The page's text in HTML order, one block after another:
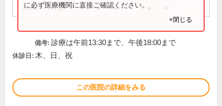
15:00～17:30 ● ● ●
に必ず医療機関に直接ご確認ください。
×閉じる
備考: 診療は午前13:30まで、午後18:00まで
休診日: 木、日、祝
この医院の詳細をみる